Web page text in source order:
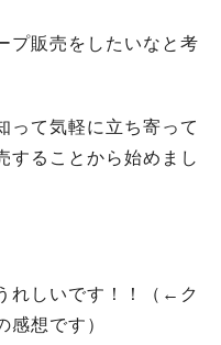
プ販売をしたいなと考
って気軽に立ち寄って
することから始めまし
れしいです！！（←ク
感想です）